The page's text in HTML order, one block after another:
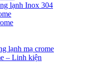
lạnh Inox 304
lạnh mạ crome
– Linh kiện